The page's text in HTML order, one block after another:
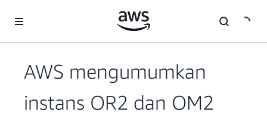
AWS mengumumkan
instans OR2 dan OM2